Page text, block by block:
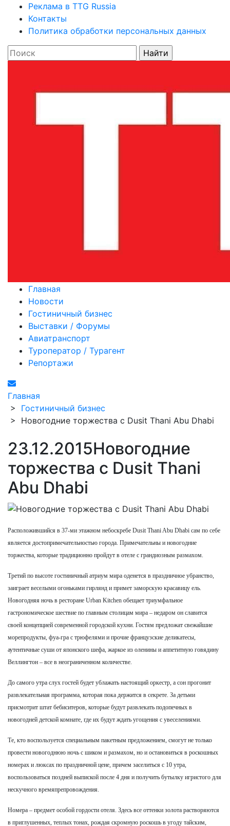
Реклама в TTG Russia
Контакты
Политика обработки персональных данных
Главная
Новости
Гостиничный бизнес
Выставки / Форумы
Авиатранспорт
Туроператор / Турагент
Репортажи
Главная
> Гостиничный бизнес
> Новогодние торжества с Dusit Thani Abu Dhabi
23.12.2015Новогодние
торжества с Dusit Thani
Abu Dhabi
Расположившийся в 37-ми этажном небоскребе Dusit Thani Abu Dhabi сам по себе
является достопримечательностью города. Примечательны и новогодние
торжества, которые традиционно пройдут в отеле с грандиозным размахом.
Третий по высоте гостиничный атриум мира оденется в праздничное убранство,
заиграет веселыми огоньками гирлянд и примет заморскую красавицу ель.
Новогодняя ночь в ресторане Urban Kitchen обещает триумфальное
гастрономическое шествие по главным столицам мира – недаром он славится
своей концепцией современной городской кухни. Гостям предложат свежайшие
морепродукты, фуа-гра с трюфелями и прочие французские деликатесы,
аутентичные суши от японского шефа, жаркое из оленины и аппетитную говядину
Веллингтон – все в неограниченном количестве.
До самого утра слух гостей будет ублажать настоящий оркестр, а сон прогонит
развлекательная программа, которая пока держится в секрете. За детьми
присмотрит штат бебиситеров, которые будут развлекать подопечных в
новогодней детской комнате, где их будут ждать угощения с увеселениями.
Те, кто воспользуется специальным пакетным предложением, смогут не только
провести новогоднюю ночь с шиком и размахом, но и остановиться в роскошных
номерах и люксах по праздничной цене, причем заселиться с 10 утра,
воспользоваться поздней выпиской после 4 дня и получить бутылку игристого для
нескучного времяпрепровождения.
Номера – предмет особой гордости отеля. Здесь все оттенки золота растворяются
в приглушенных, теплых тонах, рождая скромную роскошь в угоду тайским,